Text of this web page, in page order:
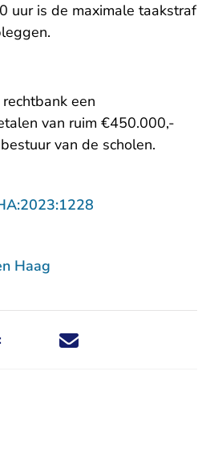
uur is de maximale taakstraf
een
van ruim €450.000,-
van de scholen.
Haag
Deel dit nieuwsbericht via X -
Deel dit nieuwsbericht via
Deel dit nieuwsbericht
Deel dit